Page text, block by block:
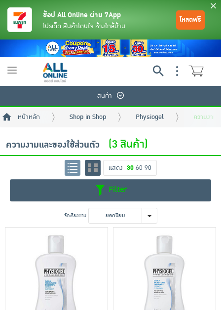
ขนมขบเคี้ยว และช็อคโกแลต
อาหารสด ผัก ผลไม้และเบเกอรี่
ช้อป All Online ผ่าน 7App
โปรเด็ด สินค้าโดนใจ ห้างใกล้บ้าน
โหลดฟรี
Toggle
สินค้า
หน้าหลัก Shop in Shop Physiogel ความงาม
ความงามและของใช้ส่วนตัว (3 สินค้า)
แสดง 30 60 90
Filter
จัดเรียงตาม ยอดนิยม